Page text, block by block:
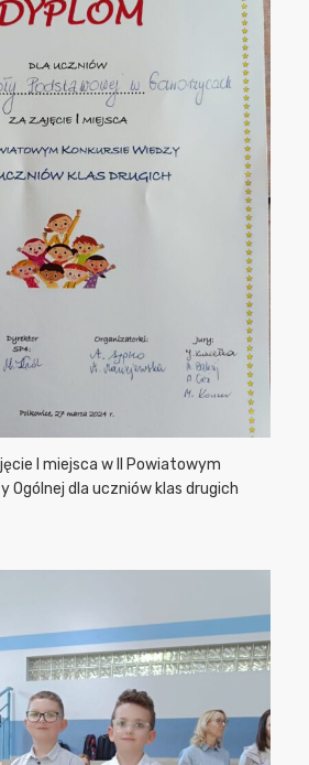
I miejsca w II Powiatowym
Ogólnej dla uczniów klas drugich